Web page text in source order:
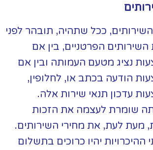
ככל שתהיה, תובהר לפני
הפרטניים, בין אם
נציג מטעם העמותה ובין אם
הודעה בכתב או, לחלופין,
עדכון תנאי שירות אלה.
שומרת לעצמה את הזכות
מעת לעת, את מחירי השירותים.
ההיכרויות יהיו כרוכים בתשלום